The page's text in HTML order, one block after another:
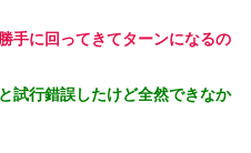
手に回ってきてターンになるの
試行錯誤したけど全然できなか